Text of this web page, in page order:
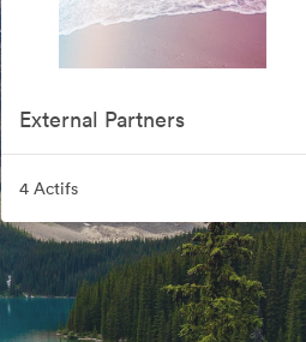
External Partners
4 Actifs